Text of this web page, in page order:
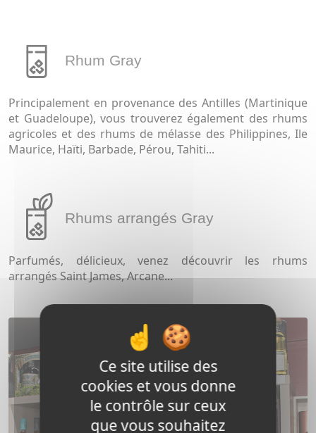
Rhum Gray
Principalement en provenance des Antilles (Martinique
et Guadeloupe), vous trouverez également des rhums
agricoles et des rhums de mélasse des Philippines, Ile
Maurice, Haïti, Barbade, Pérou, Tahiti...
Rhums arrangés Gray
Parfumés, délicieux, venez découvrir les rhums
arrangés Saint James, Arcane...
Ce site utilise des
cookies et vous donne
le contrôle sur ceux
que vous souhaitez